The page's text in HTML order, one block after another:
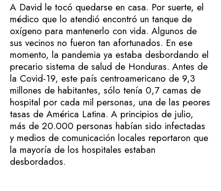
A David le tocó quedarse en casa. Por suerte, el
médico que lo atendió encontró un tanque de
oxígeno para mantenerlo con vida. Algunos de
sus vecinos no fueron tan afortunados. En ese
momento, la pandemia ya estaba desbordando el
precario sistema de salud de Honduras. Antes de
la Covid-19, este país centroamericano de 9,3
millones de habitantes, sólo tenía 0,7 camas de
hospital por cada mil personas, una de las peores
tasas de América Latina. A principios de julio,
más de 20.000 personas habían sido infectadas
y medios de comunicación locales reportaron que
la mayoría de los hospitales estaban
desbordados.